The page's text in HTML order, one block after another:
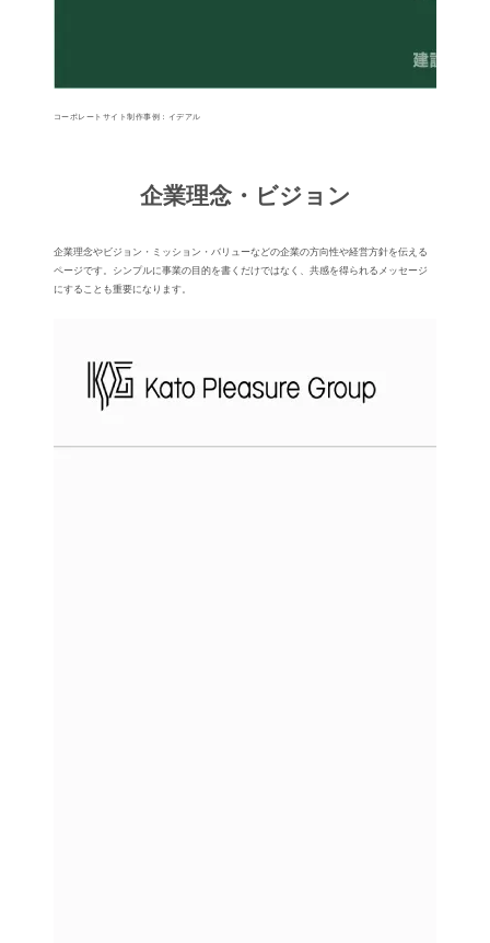
コーポレートサイト制作事例：イデアル
企業理念・ビジョン
企業理念やビジョン・ミッション・バリューなどの企業の⽅向性や経営⽅針を伝える
ページです。シンプルに事業の⽬的を書くだけではなく、共感を得られるメッセージ
にすることも重要になります。